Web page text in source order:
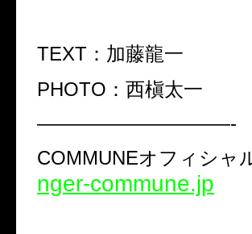
TEXT：加藤龍一
PHOTO：西槇太一
——————————-
COMMUNEオフィシ
nger-commune.jp